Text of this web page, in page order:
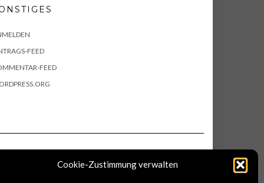
Cookie-Zustimmung verwalten
FEED
FEED